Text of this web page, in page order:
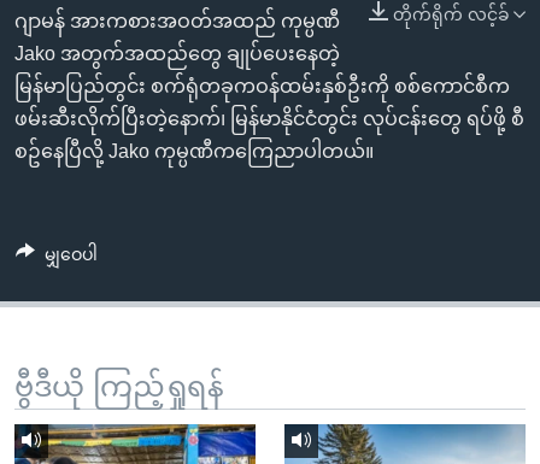
စာမျက်နှာ
သို့
ကျော်
ကြည့်
ရန်
နေရာ
ဗွီအိုအေ လူမှုကွန်ယက်များ
တိုက်ရိုက် လင့်ခ်
ဂျာမန် အားကစားအဝတ်အထည် ကုမ္ပဏီ
Jako အတွက်အထည်တွေ ချုပ်ပေးနေတဲ့
မြန်မာပြည်တွင်း စက်ရုံတခုကဝန်ထမ်းနှစ်ဦးကို စစ်ကောင်စီက
ဖမ်းဆီးလိုက်ပြီးတဲ့နောက်၊ မြန်မာနိုင်ငံတွင်း လုပ်ငန်းတွေ ရပ်ဖို့ စီ
စဥ်နေပြီလို့ Jako ကုမ္ပဏီကကြေညာပါတယ်။
မျှဝေပါ
ဗွီဒီယို ကြည့်ရှုရန်